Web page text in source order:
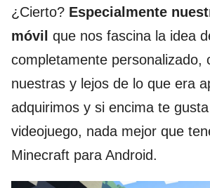
¿Cierto? Especialmente
móvil que nos fascina la idea
completamente personalizado,
nuestras y lejos de lo que era
adquirimos y si encima te
videojuego, nada mejor que
Minecraft para Android.